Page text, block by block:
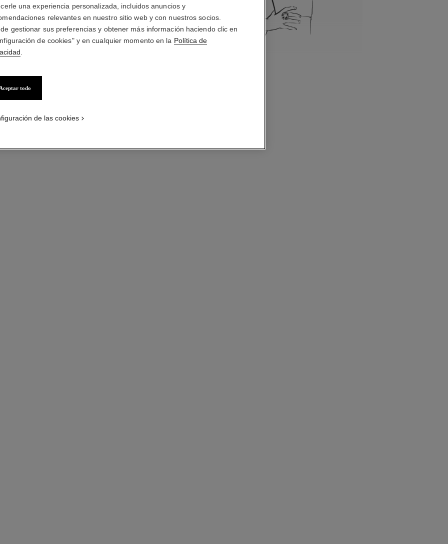
APRECIACIÓN
una experiencia personalizada, incluidos anuncios y
relevantes en nuestro sitio web y con nuestros socios.
gestionar sus preferencias y obtener más información haciendo clic en
de cookies" y en cualquier momento en la Política de
todo
de las cookies